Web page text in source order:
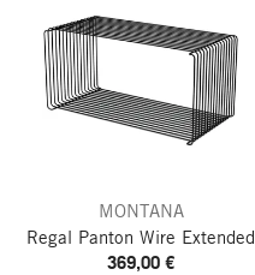
MONTANA
Regal Panton Wire Extended
369,00 €